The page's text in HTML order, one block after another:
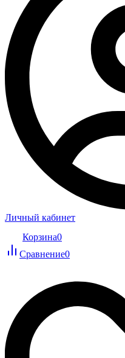
Личный кабинет
Корзина0
Сравнение0